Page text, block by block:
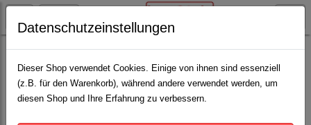
Rinderhaltung Saugentwöhner / Magnete(13)
Datenschutzeinstellungen
Dieser Shop verwendet Cookies. Einige von ihnen sind essenziell
(z.B. für den Warenkorb), während andere verwendet werden, um
diesen Shop und Ihre Erfahrung zu verbessern.